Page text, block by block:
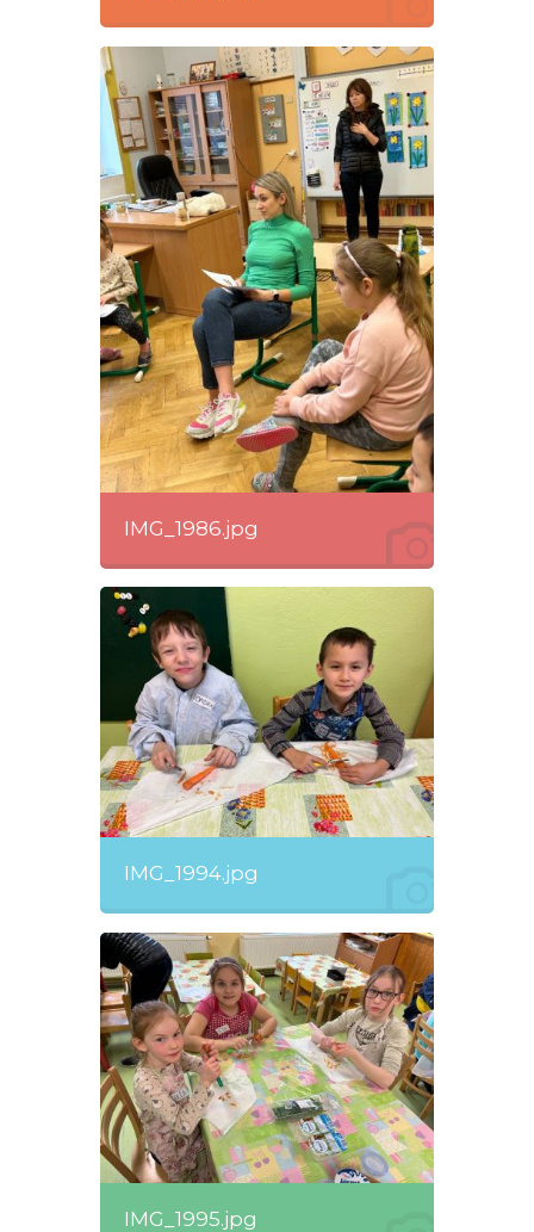
IMG_1986.jpg
IMG_1994.jpg
IMG_1995.jpg